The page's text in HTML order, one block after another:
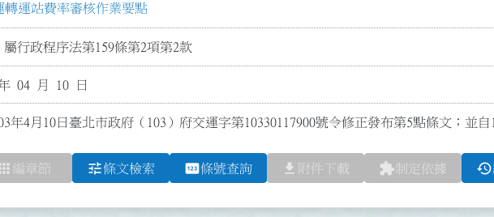
轉運站費率審核作業要點
行政程序法第159條第2項第2款
04 月 10 日
年4月10日臺北市政府（103）府交運字第10330117900號令修正發布第5點條文；並
編章節 tune條文檢索 pin條號查詢 file_download 附件下載 extension制定依據 history